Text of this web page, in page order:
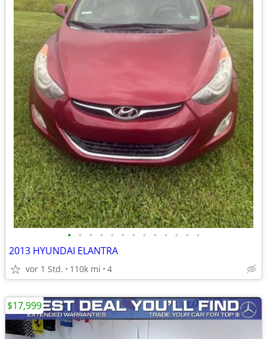
• • • • • • • • • • • • •
2013 HYUNDAI ELANTRA
vor 1 Std. 110k mi 4
$17,999